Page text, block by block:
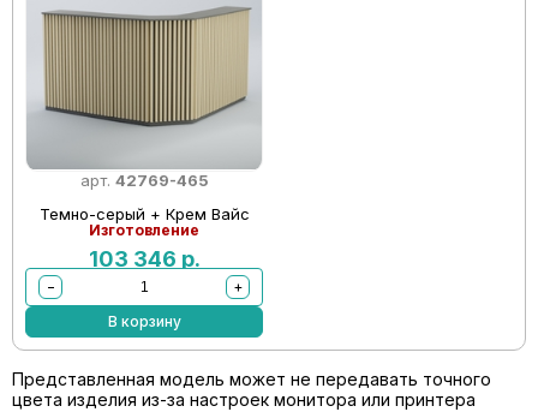
арт. 42769-465
Темно-серый + Крем Вайс
Изготовление
103 346 р.
−
+
В корзину
Представленная модель может не передавать точного
цвета изделия из-за настроек монитора или принтера